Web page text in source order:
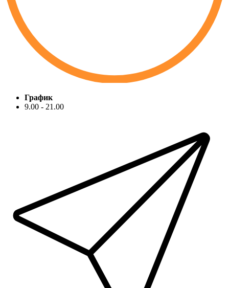
График
9.00 - 21.00